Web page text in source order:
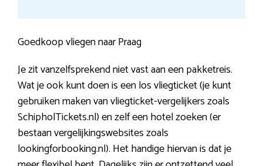
Goedkoop vliegen naar Praag
Je zit vanzelfsprekend niet vast aan een pakketreis.
Wat je ook kunt doen is een los vliegticket (je kunt
gebruiken maken van vliegticket-vergelijkers zoals
SchipholTickets.nl) en zelf een hotel zoeken (er
bestaan vergelijkingswebsites zoals
lookingforbooking.nl). Het handige hiervan is dat je